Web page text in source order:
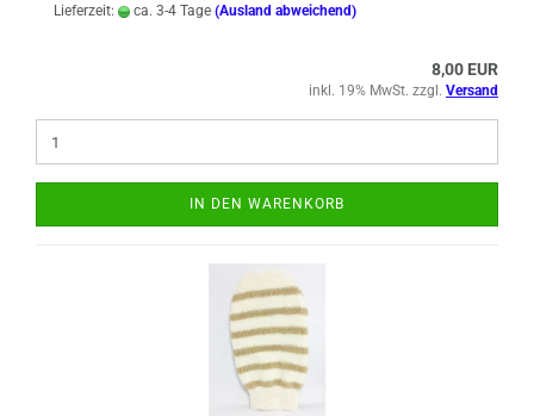
Lieferzeit:
ca. 3-4 Tage (Ausland abweichend)
8,00 EUR
inkl. 19% MwSt. zzgl. Versand
IN DEN WARENKORB